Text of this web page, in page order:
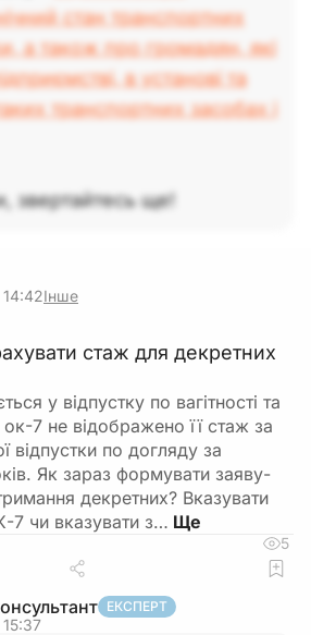
стан транспортних
а також про громадян, які
в установі та
транспортних засобах і
звертайтесь ще!
Інше
стаж для декретних
у відпустку по вагітності та
ок-7 не відображено її стаж за
відпустки по догляду за
Як зараз формувати заяву-
декретних? Вказувати
7 чи вказувати з…
5
ЕКСПЕРТ